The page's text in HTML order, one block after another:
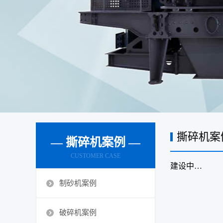
— 撕碎机案例 —
CUSTOMER CASE
制砂机案例
破碎机案例
撕碎机案
建设中…